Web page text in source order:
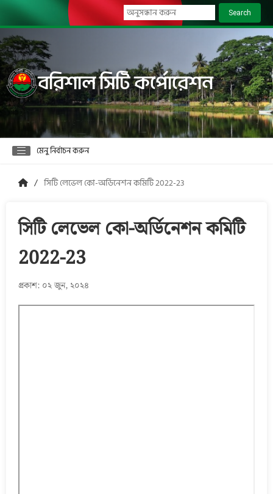
Search
বরিশাল সিটি কর্পোরেশন
মেনু নির্বাচন করুন
সিটি লেভেল কো-অর্ডিনেশন কমিটি 2022-23
সিটি লেভেল কো-অর্ডিনেশন কমিটি
2022-23
প্রকাশ: ০২ জুন, ২০২৪